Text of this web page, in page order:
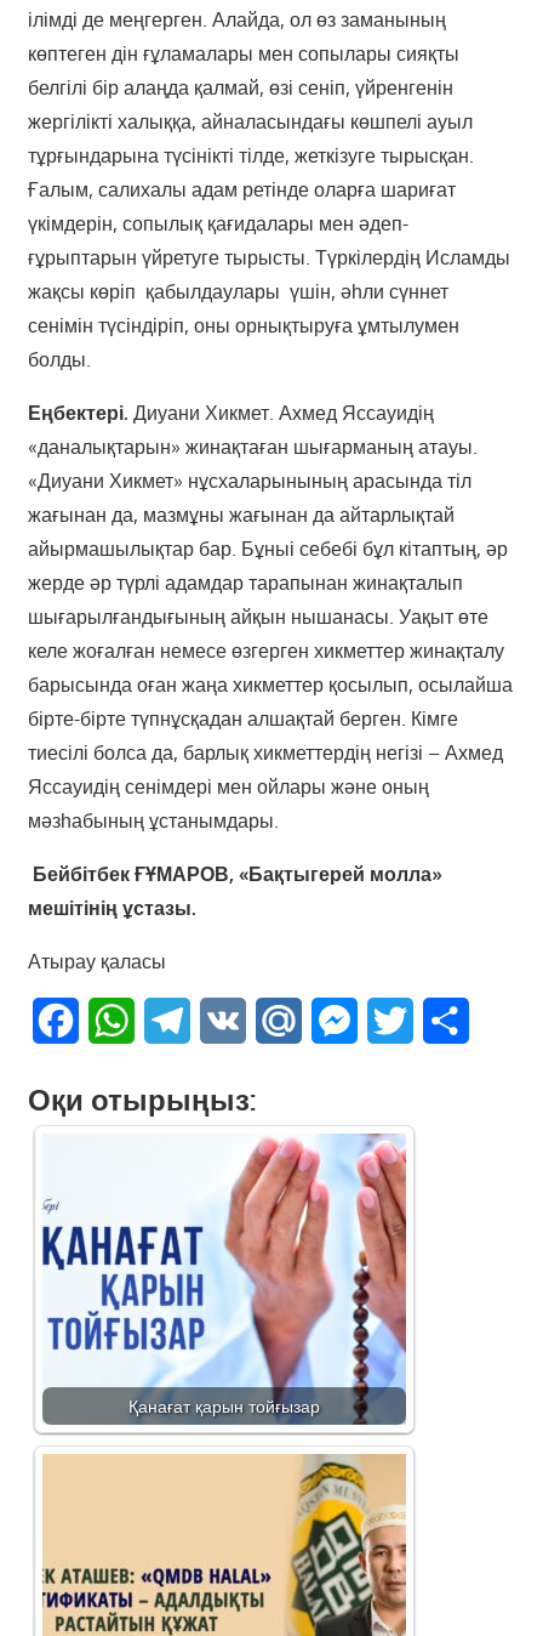
ілімді де меңгерген. Алайда, ол өз заманының
көптеген дін ғұламалары мен сопылары сияқты
белгілі бір алаңда қалмай, өзі сеніп, үйренгенін
жергілікті халыққа, айналасындағы көшпелі ауыл
тұрғындарына түсінікті тілде, жеткізуге тырысқан.
Ғалым, салихалы адам ретінде оларға шариғат
үкімдерін, сопылық қағидалары мен әдеп-
ғұрыптарын үйретуге тырысты. Түркілердің Исламды
жақсы көріп қабылдаулары үшін, әһли сүннет
сенімін түсіндіріп, оны орнықтыруға ұмтылумен
болды.
Еңбектері. Диуани Хикмет. Ахмед Яссауидің
«даналықтарын» жинақтаған шығарманың атауы.
«Диуани Хикмет» нұсхаларынының арасында тіл
жағынан да, мазмұны жағынан да айтарлықтай
айырмашылықтар бар. Бұныі себебі бұл кітаптың, әр
жерде әр түрлі адамдар тарапынан жинақталып
шығарылғандығының айқын нышанасы. Уақыт өте
келе жоғалған немесе өзгерген хикметтер жинақталу
барысында оған жаңа хикметтер қосылып, осылайша
бірте-бірте түпнұсқадан алшақтай берген. Кімге
тиесілі болса да, барлық хикметтердің негізі – Ахмед
Яссауидің сенімдері мен ойлары және оның
мәзһабының ұстанымдары.
Бейбітбек ҒҰМАРОВ, «Бақтыгерей молла»
мешітінің ұстазы.
Атырау қаласы
FacebookWhatsAppTelegram
VK Mail.Ru Messenger
Twitter
Оқи отырыңыз:
Қанағат қарын тойғызар